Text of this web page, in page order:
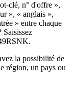
clé, n° d'offre »,
», « anglais »,
» entre chaque
Saisissez
la possibilité de
région, un pays ou